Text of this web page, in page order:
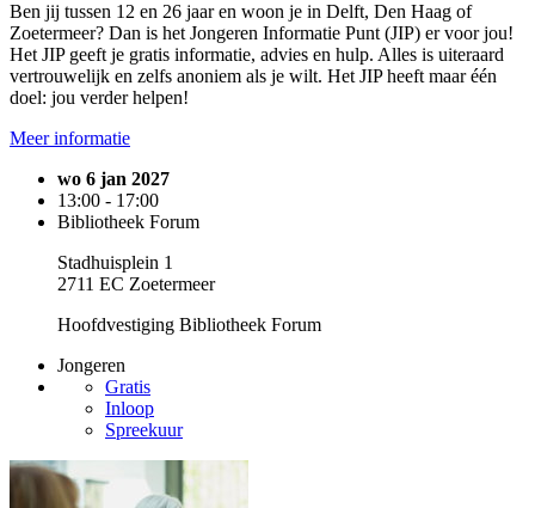
Ben jij tussen 12 en 26 jaar en woon je in Delft, Den Haag of
Zoetermeer? Dan is het Jongeren Informatie Punt (JIP) er voor jou!
Het JIP geeft je gratis informatie, advies en hulp. Alles is uiteraard
vertrouwelijk en zelfs anoniem als je wilt. Het JIP heeft maar één
doel: jou verder helpen!
Meer informatie
wo 6 jan 2027
13:00 - 17:00
Bibliotheek Forum
Stadhuisplein 1
2711 EC Zoetermeer
Hoofdvestiging Bibliotheek Forum
Jongeren
Gratis
Inloop
Spreekuur